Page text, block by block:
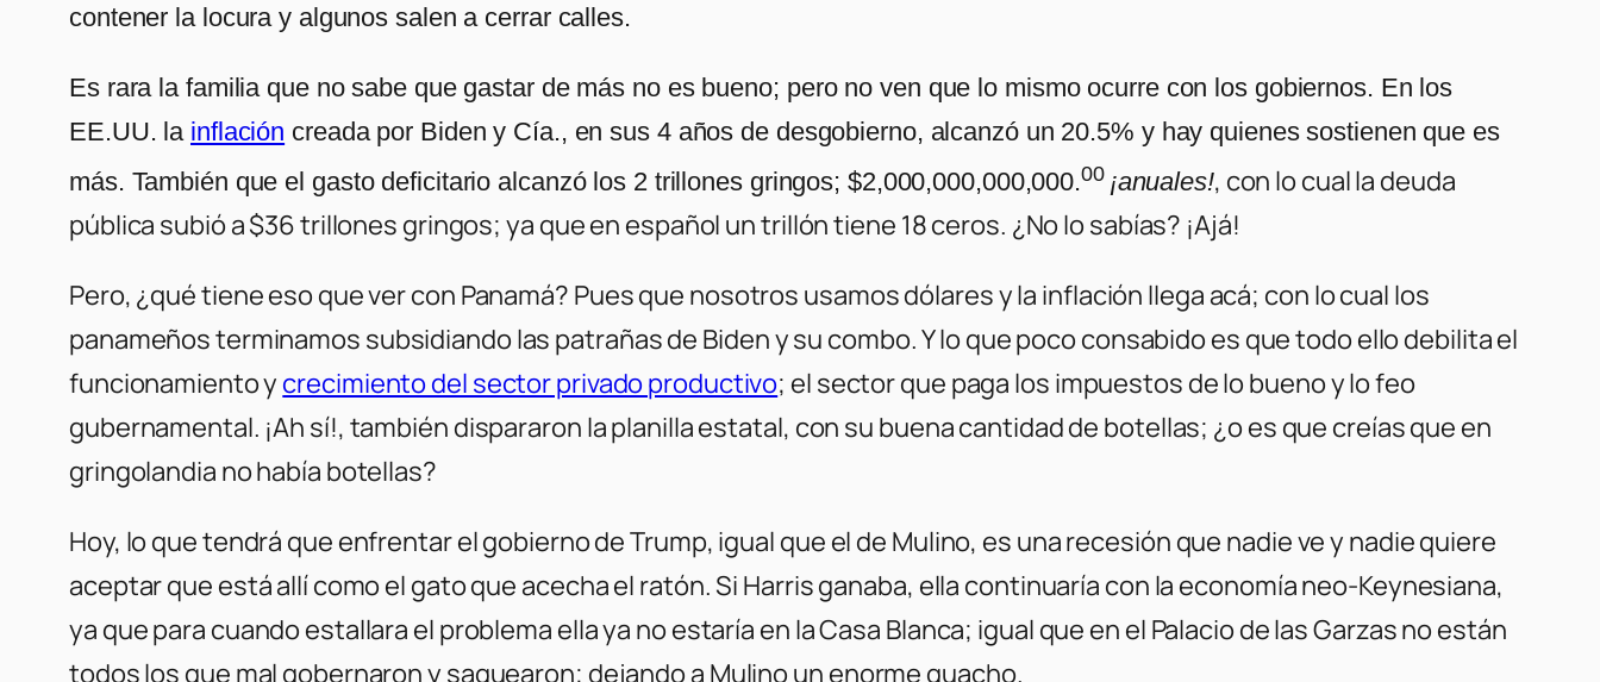
contener la locura y algunos salen a cerrar calles.
Es rara la familia que no sabe que gastar de más no es bueno; pero no ven que lo mismo ocurre con los gobiernos. En los
EE.UU. la inflación creada por Biden y Cía., en sus 4 años de desgobierno, alcanzó un 20.5% y hay quienes sostienen que es
más. También que el gasto deficitario alcanzó los 2 trillones gringos; $2,000,000,000,000.00 ¡anuales!, con lo cual la deuda
pública subió a $36 trillones gringos; ya que en español un trillón tiene 18 ceros. ¿No lo sabías? ¡Ajá!
Pero, ¿qué tiene eso que ver con Panamá? Pues que nosotros usamos dólares y la inflación llega acá; con lo cual los
panameños terminamos subsidiando las patrañas de Biden y su combo. Y lo que poco consabido es que todo ello debilita el
funcionamiento y crecimiento del sector privado productivo; el sector que paga los impuestos de lo bueno y lo feo
gubernamental. ¡Ah sí!, también dispararon la planilla estatal, con su buena cantidad de botellas; ¿o es que creías que en
gringolandia no había botellas?
Hoy, lo que tendrá que enfrentar el gobierno de Trump, igual que el de Mulino, es una recesión que nadie ve y nadie quiere
aceptar que está allí como el gato que acecha el ratón. Si Harris ganaba, ella continuaría con la economía neo-Keynesiana,
ya que para cuando estallara el problema ella ya no estaría en la Casa Blanca; igual que en el Palacio de las Garzas no están
todos los que mal gobernaron y saquearon; dejando a Mulino un enorme guacho.